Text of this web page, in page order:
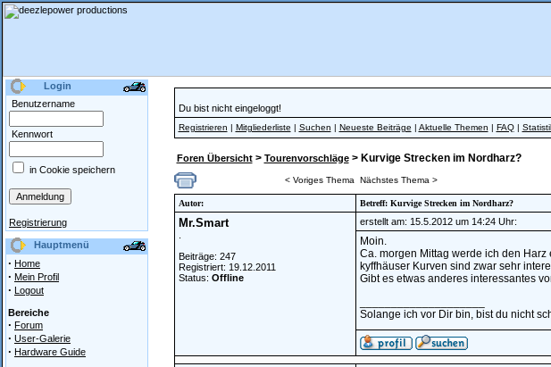
Login
Benutzername
Kennwort
in Cookie speichern
Registrierung
Hauptmenü
· Home
· Mein Profil
· Logout
Bereiche
· Forum
· User-Galerie
· Hardware Guide
Du bist nicht eingeloggt!
Registrieren | Mitgliederliste | Suchen | Neueste Beiträge | Aktuelle Themen | FAQ|
Foren Übersicht> Tourenvorschläge> Kurvige Strecken im Nordharz?
< Voriges Thema Nächstes Thema >
Autor: Betreff: Kurvige Strecken im Nordharz?
Mr.Smart
Beiträge: 247
Registriert: 19.12.2011
Status: Offline
erstellt am: 15.5.2012 um 14:24 Uhr:
Moin.
Ca. morgen Mittag werde ich den
kyffhäuser Kurven sind zwar sehr
Gibt es etwas anderes interessantes
Solange ich vor Dir bin, bist du nicht